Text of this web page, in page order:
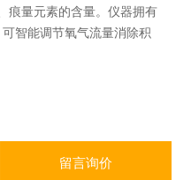
痕量元素的含量。仪器拥有
智能调节氧气流量消除积
检出限低等特点。
留言询价